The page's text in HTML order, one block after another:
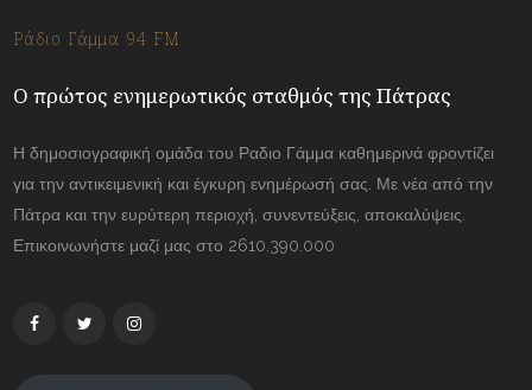
Ράδιο Γάμμα 94 FM
Ο πρώτος ενημερωτικός σταθμός της Πάτρας
Η δημοσιογραφική ομάδα του Ραδιο Γάμμα καθημερινά φροντίζει
για την αντικειμενική και έγκυρη ενημέρωσή σας. Με νέα από την
Πάτρα και την ευρύτερη περιοχή, συνεντεύξεις, αποκαλύψεις.
Επικοινωνήστε μαζί μας στο 2610.390.000